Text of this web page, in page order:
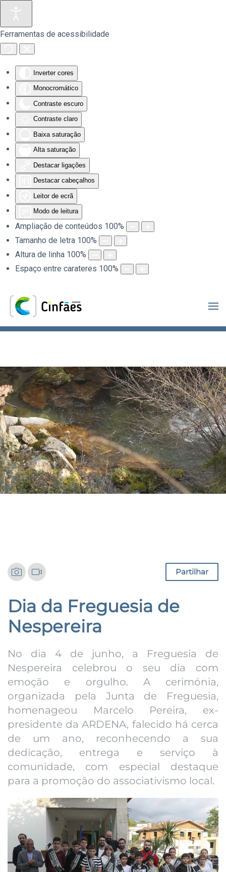
Ferramentas de acessibilidade
Inverter cores
Monocromático
Contraste escuro
Contraste claro
Baixa saturação
Alta saturação
Destacar ligações
Destacar cabeçalhos
Leitor de ecrã
Modo de leitura
Ampliação de conteúdos 100%
Tamanho de letra 100%
Altura de linha 100%
Espaço entre carateres 100%
Saltar para o conteúdo principal
.
Partilhar
Dia da Freguesia de
Nespereira
No dia 4 de junho, a Freguesia de
Nespereira celebrou o seu dia com
emoção e orgulho. A cerimónia,
organizada pela Junta de Freguesia,
homenageou Marcelo Pereira, ex-
presidente da ARDENA, falecido há cerca
de um ano, reconhecendo a sua
dedicação, entrega e serviço à
comunidade, com especial destaque
para a promoção do associativismo local.